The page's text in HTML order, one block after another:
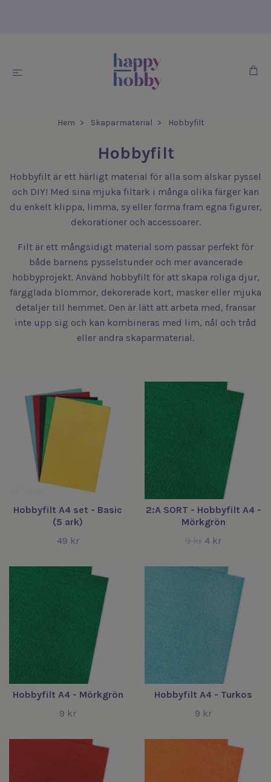
Hem Skaparmaterial Hobbyfilt
Hobbyfilt
Hobbyfilt är ett härligt material för alla som älskar pyssel
och DIY! Med sina mjuka filtark i många olika färger kan
du enkelt klippa, limma, sy eller forma fram egna figurer,
dekorationer och accessoarer.
Filt är ett mångsidigt material som passar perfekt för
både barnens pysselstunder och mer avancerade
hobbyprojekt. Använd hobbyfilt för att skapa roliga djur,
färgglada blommor, dekorerade kort, masker eller mjuka
detaljer till hemmet. Den är lätt att arbeta med, fransar
inte upp sig och kan kombineras med lim, nål och tråd
eller andra skaparmaterial.
Hobbyfilt A4 set - Basic
(5 ark)
49 kr
2:A SORT - Hobbyfilt A4 -
Mörkgrön
9 kr 4 kr
Hobbyfilt A4 - Mörkgrön
9 kr
Hobbyfilt A4 - Turkos
9 kr